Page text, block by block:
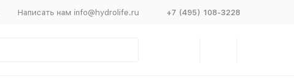
Написать нам info@hydrolife.ru +7 (495) 108-3228